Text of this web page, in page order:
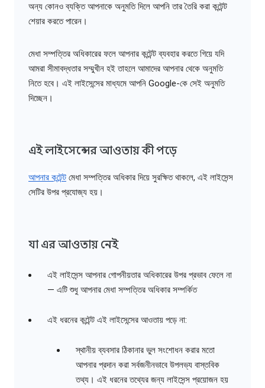
অন্য কোনও ব্যক্তি আপনাকে অনুমতি দিলে আপনি তার তৈরি করা কন্টেন্ট
শেয়ার করতে পারেন।
মেধা সম্পত্তির অধিকারের ফলে আপনার কন্টেন্ট ব্যবহার করতে গিয়ে যদি
আমরা সীমাবদ্ধতার সম্মুখীন হই তাহলে আমাদের আপনার থেকে অনুমতি
নিতে হবে। এই লাইসেন্সের মাধ্যমে আপনি Google-কে সেই অনুমতি
দিচ্ছেন।
এই লাইসেন্সের আওতায় কী পড়ে
আপনার কন্টেন্ট মেধা সম্পত্তির অধিকার দিয়ে সুরক্ষিত থাকলে, এই লাইসেন্স
সেটির উপর প্রযোজ্য হয়।
যা এর আওতায় নেই
এই লাইসেন্স আপনার গোপনীয়তার অধিকারের উপর প্রভাব ফেলে না
— এটি শুধু আপনার মেধা সম্পত্তির অধিকার সম্পর্কিত
এই ধরনের কন্টেন্ট এই লাইসেন্সের আওতায় পড়ে না:
স্থানীয় ব্যবসার ঠিকানার ভুল সংশোধন করার মতো
আপনার প্রদান করা সর্বজনীনভাবে উপলভ্য বাস্তবিক
তথ্য। এই ধরনের তথ্যের জন্য লাইসেন্স প্রয়োজন হয়